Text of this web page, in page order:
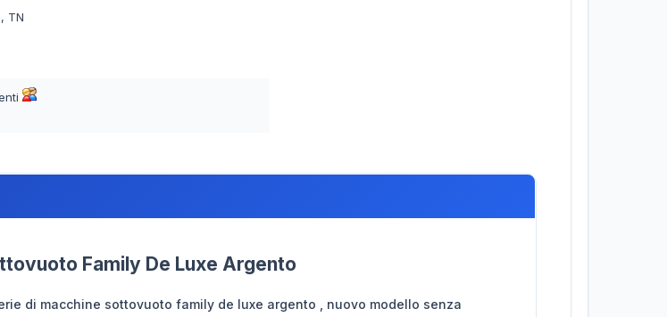
TN
Family De Luxe Argento
di macchine sottovuoto family de luxe argento , nuovo modello senza